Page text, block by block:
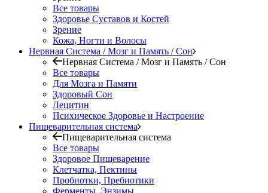
Все товары
Здоровье Суставов и Костей
Зрение
Кожа, Ногти и Волосы
Нервная Система / Мозг и Память / Сон
Нервная Система / Мозг и Память / Сон
Все товары
Для Мозга и Памяти
Здоровый Сон
Лецитин
Психическое Здоровье и Настроение
Пищеварительная система
Пищеварительная система
Все товары
Здоровое Пищеварение
Клетчатка, Пектины
Пробиотки, Пребиотики
Ферменты, Энзимы